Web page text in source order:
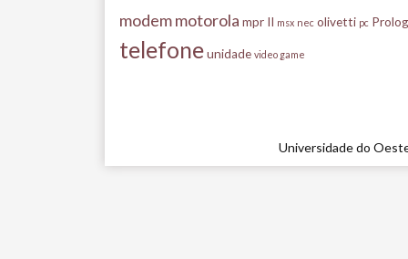
modemmotorola mpr II msx nec olivetti pc
telefoneunidade video game
Universidade do